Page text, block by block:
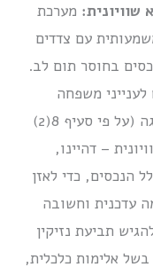
שוויונית: מערכת
עם צדדים
בחוסר תום לב.
משפחה
מוסמך לעשות שימוש בסמכותו החריגה (על פי סעיף 8(2)
– דהיינו,
הנכסים, כדי לאזן
עדכנית וחשובה
תביעת נזיקין
בשל אלימות כלכלית,